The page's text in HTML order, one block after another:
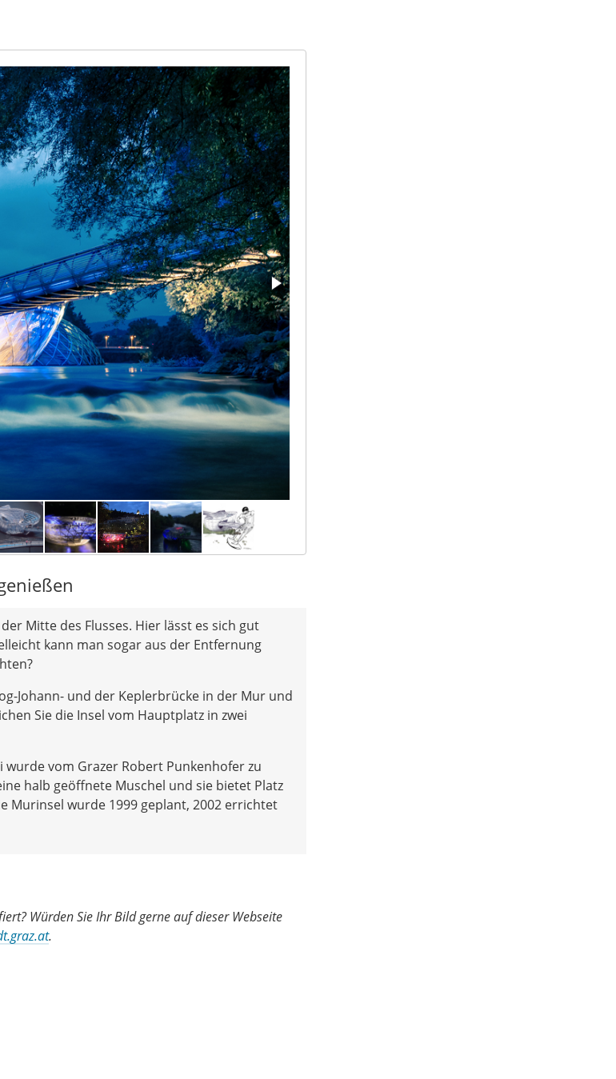
Mitte des Flusses. Hier lässt es sich gut
kann man sogar aus der Entfernung
Johann- und der Keplerbrücke in der Mur und
Sie die Insel vom Hauptplatz in zwei
vom Grazer Robert Punkenhofer zu
halb geöffnete Muschel und sie bietet Platz
Murinsel wurde 1999 geplant, 2002 errichtet
Würden Sie Ihr Bild gerne auf dieser Webseite
.